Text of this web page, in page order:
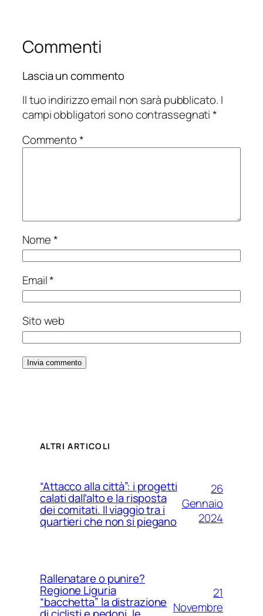
Commenti
Lascia un commento
Il tuo indirizzo email non sarà pubblicato. I
campi obbligatori sono contrassegnati*
Commento*
Nome*
Email*
Sito web
ALTRI ARTICOLI
“Attacco alla città”: i progetti
calati dall’alto e la risposta
dei comitati. Il viaggio tra i
quartieri che non si piegano
26
Gennaio
2024
Rallenatare o punire?
Regione Liguria
“bacchetta” la distrazione
21
Novembre